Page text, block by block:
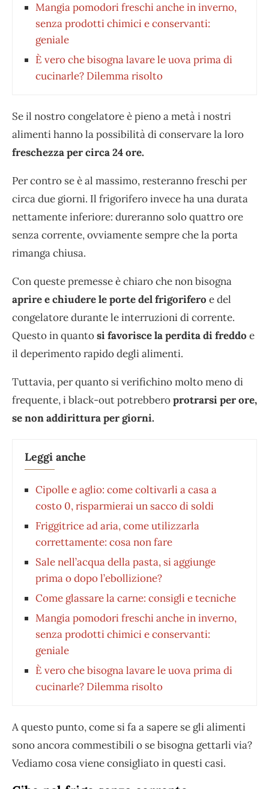
Mangia pomodori freschi anche in inverno,
senza prodotti chimici e conservanti:
geniale
È vero che bisogna lavare le uova prima di
cucinarle? Dilemma risolto
Se il nostro congelatore è pieno a metà i nostri
alimenti hanno la possibilità di conservare la loro
freschezza per circa 24 ore.
Per contro se è al massimo, resteranno freschi per
circa due giorni. Il frigorifero invece ha una durata
nettamente inferiore: dureranno solo quattro ore
senza corrente, ovviamente sempre che la porta
rimanga chiusa.
Con queste premesse è chiaro che non bisogna
aprire e chiudere le porte del frigorifero e del
congelatore durante le interruzioni di corrente.
Questo in quantosi favorisce la perdita di freddo e
il deperimento rapido degli alimenti.
Tuttavia, per quanto si verifichino molto meno di
frequente, i black-out potrebberoprotrarsi per ore,
se non addirittura per giorni.
Leggi anche
Cipolle e aglio: come coltivarli a casa a
costo 0, risparmierai un sacco di soldi
Friggitrice ad aria, come utilizzarla
correttamente: cosa non fare
Sale nell’acqua della pasta, si aggiunge
prima o dopo l’ebollizione?
Come glassare la carne: consigli e tecniche
Mangia pomodori freschi anche in inverno,
senza prodotti chimici e conservanti:
geniale
È vero che bisogna lavare le uova prima di
cucinarle? Dilemma risolto
A questo punto, come si fa a sapere se gli alimenti
sono ancora commestibili o se bisogna gettarli via?
Vediamo cosa viene consigliato in questi casi.